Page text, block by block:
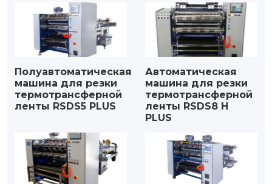
Полуавтоматическая
машина для резки
термотрансферной
ленты RSDS5 PLUS
Автоматическая
машина для резки
термотрансферной
ленты RSDS8 H
PLUS